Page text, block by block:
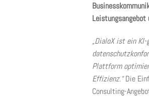
Leistungsangebot
„DialoX ist ein
Plattform
Effizienz.“Die
Consulting-